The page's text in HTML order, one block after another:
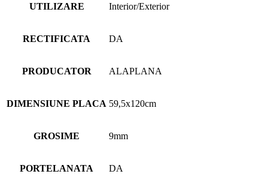
UTILIZARE Interior/Exterior
RECTIFICATA DA
PRODUCATOR ALAPLANA
DIMENSIUNE PLACA 59,5x120cm
GROSIME 9mm
PORTELANATA DA